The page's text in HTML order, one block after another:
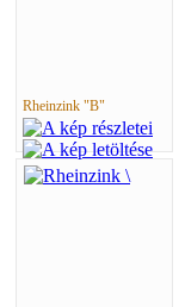
Rheinzink "B"